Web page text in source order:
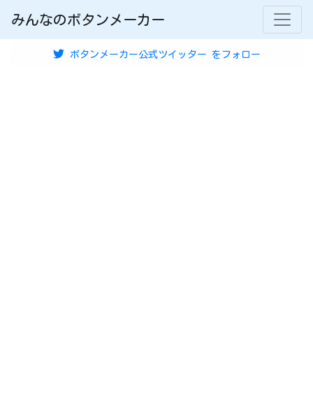
みんなのボタンメーカー
ボタンメーカー公式ツイッター をフォロー